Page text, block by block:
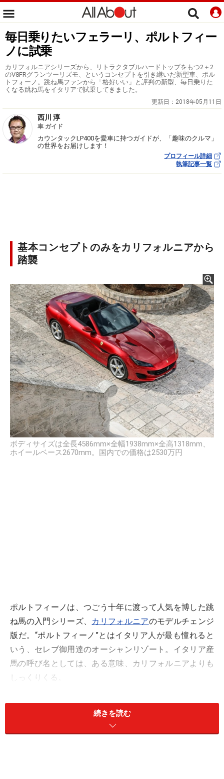
毎日乗りたいフェラーリ、ポルトフィー
ノに試乗
カリフォルニアシリーズから、リトラクタブルハードトップをもつ2＋2
のV8FRグランツーリズモ、というコンセプトを引き継いだ新型車、ポル
トフォーノ。跳ね馬ファンから「格好いい」と評判の新型、毎日乗りた
くなる跳ね馬をイタリアで試乗してきました。
更新日： 2018年05月11日
西川 淳
車 ガイド
カウンタックLP400を愛車に持つガイドが、「趣味のクルマ」
の世界をお届けします！
プロフィール詳細
執筆記事一覧
基本コンセプトのみをカリフォルニアから
踏襲
ボディサイズは全長4586mm×全幅1938mm×全高1318mm、
ホイールベース2670mm。国内での価格は2530万円
ポルトフィーノは、つごう十年に渡って人気を博した跳
ね馬の入門シリーズ、 カリフォルニアのモデルチェンジ
版だ。“ポルトフィーノ”とはイタリア人が最も憧れると
いう、セレブ御用達のオーシャンリゾート。イタリア産
馬の呼び名としては、ある意味、カリフォルニアよりも
しっくりくる。
カリフォルニアは、フェラーリ初のV8フロントミッドエ
ンジンGTで、4シーター（2＋2）＋リトラクタブルハー
ドトップ（RHT）、というのが基本コンセプトだった。
続きを読む